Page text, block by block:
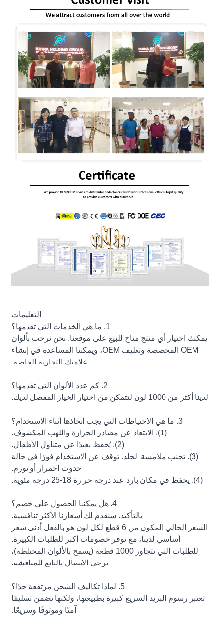
التعليمات
1. ما هي الخدمات التي تقدمها؟
يمكنك اختيار أي منتج متاح للبيع على موقعنا. نحن نرحب بألوان
OEM المخصصة وتغليف OEM، ويمكننا المساعدة في إنشاء
علامتك التجارية الخاصة.
2. كم عدد الألوان التي تقدمها؟
لدينا أكثر من 1000 لون لتتمكن من اختيار الخيار المفضل لديك.
3. ما هي الاحتياطات التي يجب اتخاذها أثناء الاستخدام؟
(1). الابتعاد عن مصادر الحرارة واللهب المكشوف.
(2). يُحفظ بعيدًا عن متناول الأطفال.
(3). تجنب ملامسة الجلد. توقف عن الاستخدام فورًا في حالة
حدوث احمرار أو تورم.
(4). يحفظ في مكان بارد عند درجة حرارة 18-25 درجة مئوية.
4. هل يمكننا الحصول على خصم؟
بالتأكيد. سنقدم لك أسعارنا الأكثر تنافسية.
السعر الحالي المكون من 6 قطع لكل لون هو بالفعل أدنى سعر
أساسي لدينا، مع توفر خصومات أكبر للطلبات الكبيرة.
للطلبات التي تتجاوز 1000 قطعة (يسمح بالألوان المختلطة)،
يرجى الاتصال بالبائع للمناقشة.
5. لماذا تكاليف الشحن مرتفعة جدًا؟
تعتبر رسوم البريد السريع كبيرة بطبيعتها، ولكنها تضمن تسليمًا
آمنًا وموثوقًا وسريعًا.